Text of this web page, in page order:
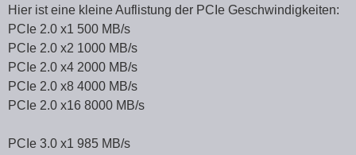
Hier ist eine kleine Auflistung der PCIe Geschwindigkeiten:
PCIe 2.0 x1 500 MB/s
PCIe 2.0 x2 1000 MB/s
PCIe 2.0 x4 2000 MB/s
PCIe 2.0 x8 4000 MB/s
PCIe 2.0 x16 8000 MB/s
PCIe 3.0 x1 985 MB/s